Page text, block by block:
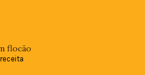
flocão